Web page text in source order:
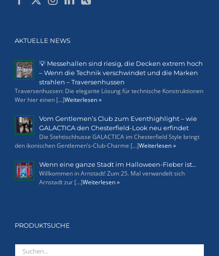
AKTUELLE NEWS
💡 Messehallen sind riesig, die Decken extrem hoch
– Wenn die Technik verschwindet und die Marken
strahlen – Traversenhussen
Traversenhussen: Die elegante Lösung für technische Konstruktionen
Wer hier einen [...]Weiterlesen »
Vom Gentlemen’s Club zum Eventhighlight – wie
GALACTICA den Chesterfield-Look neu erfindet
Die Stehtischhusse GALACTICA im Chesterfield Style bringt
den ikonischen Gentlemen’s-Club-Charme [...]Weiterlesen »
Wenn eine ganze Stadt im Halloween-Fieber ist…
Willkommen in Arnstadt! Zum 25. Mal verwandelt sich
Arnstadt zur [...]Weiterlesen »
PRODUKTSUCHE